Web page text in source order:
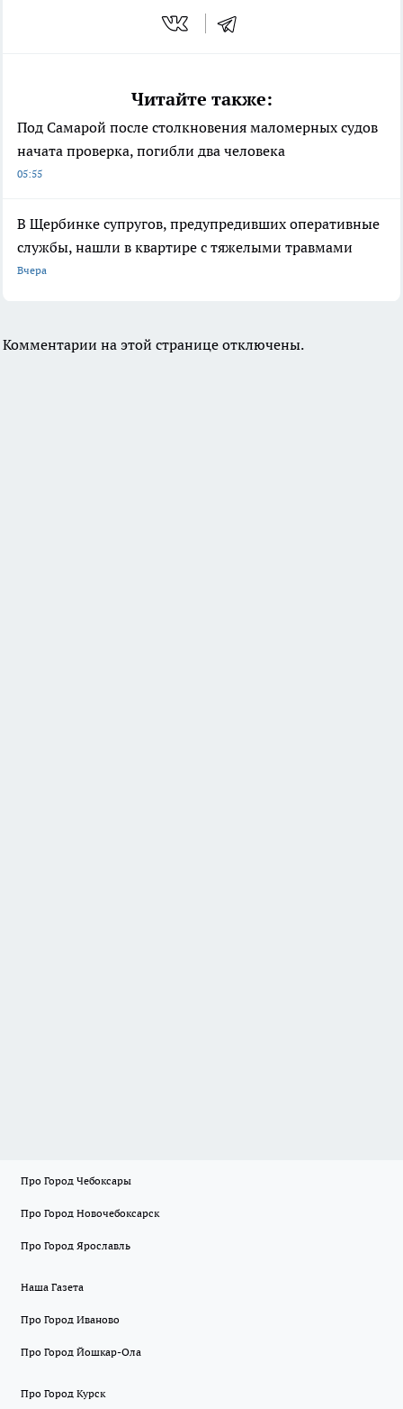
Читайте также:
Под Самарой после столкновения маломерных судов
начата проверка, погибли два человека
05:55
В Щербинке супругов, предупредивших оперативные
службы, нашли в квартире с тяжелыми травмами
Вчера
Комментарии на этой странице отключены.
Про Город Чебоксары
Про Город Новочебоксарск
Про Город Ярославль
Наша Газета
Про Город Иваново
Про Город Йошкар-Ола
Про Город Курск